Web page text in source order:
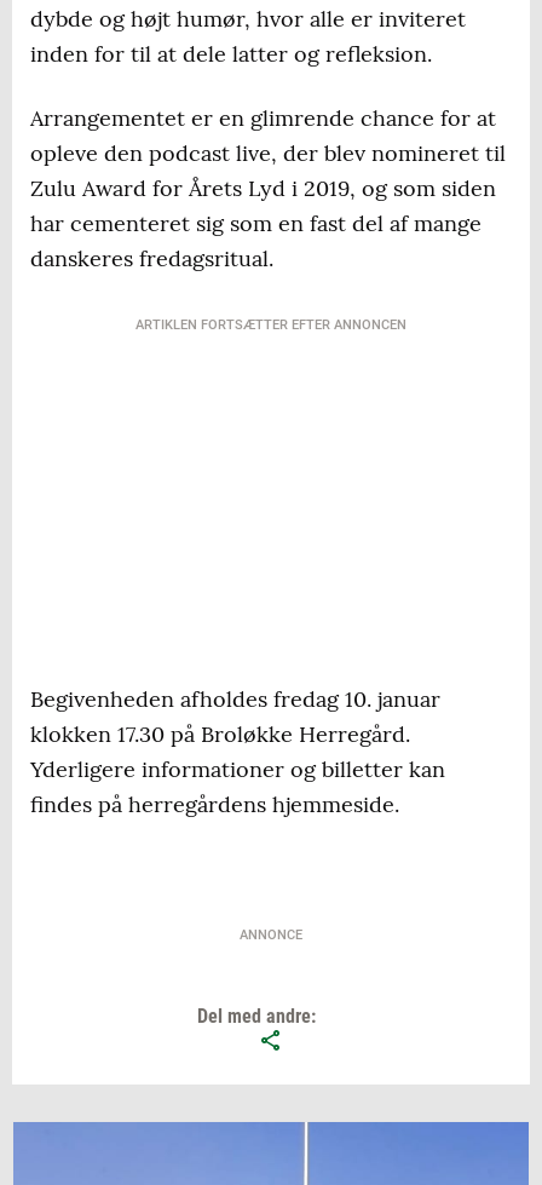
dybde og højt humør, hvor alle er inviteret
inden for til at dele latter og refleksion.
Arrangementet er en glimrende chance for at
opleve den podcast live, der blev nomineret til
Zulu Award for Årets Lyd i 2019, og som siden
har cementeret sig som en fast del af mange
danskeres fredagsritual.
ARTIKLEN FORTSÆTTER EFTER ANNONCEN
Begivenheden afholdes fredag 10. januar
klokken 17.30 på Broløkke Herregård.
Yderligere informationer og billetter kan
findes på herregårdens hjemmeside.
ANNONCE
Del med andre: